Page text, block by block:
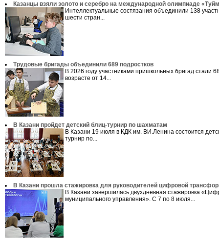
Казанцы взяли золото и серебро на международной олимпиаде
Интеллектуальные состязания объединили 138
шести стран...
Трудовые бригады объединили 689 подростков
В 2026 году участниками пришкольных бригад стали
возрасте от 14...
В Казани пройдет детский блиц-турнир по шахматам
В Казани 19 июля в КДК им. ВИ.Ленина состоится
турнир по...
В Казани прошла стажировка для руководителей цифровой
В Казани завершилась двухдневная стажировка
муниципального управления». С 7 по 8 июля...